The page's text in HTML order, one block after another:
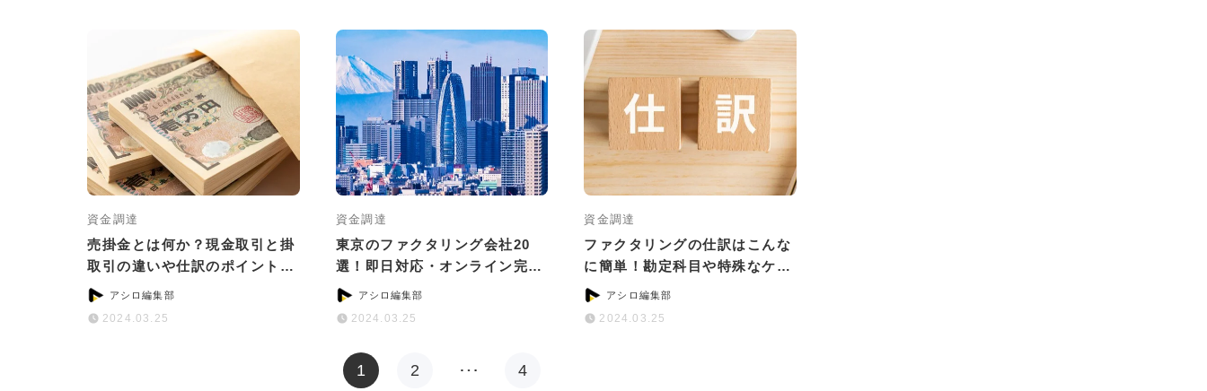
資金調達
売掛金とは何か？現金取引と掛
取引の違いや仕訳のポイントを
紹介アシロ編集部
2024.03.25
資金調達
東京のファクタリング会社20
選！即日対応・オンライン完結
など目的別に紹介
アシロ編集部
2024.03.25
資金調達
ファクタリングの仕訳はこんな
に簡単！勘定科目や特殊なケー
スの対処法を解説
アシロ編集部
2024.03.25
1 2 … 4